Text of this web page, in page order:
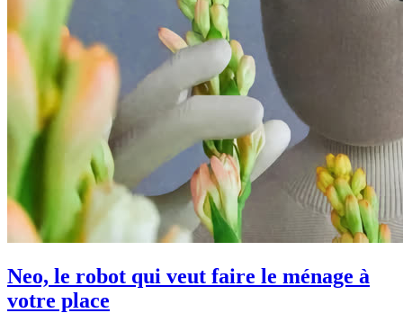
Neo, le robot qui veut faire le ménage à
votre place